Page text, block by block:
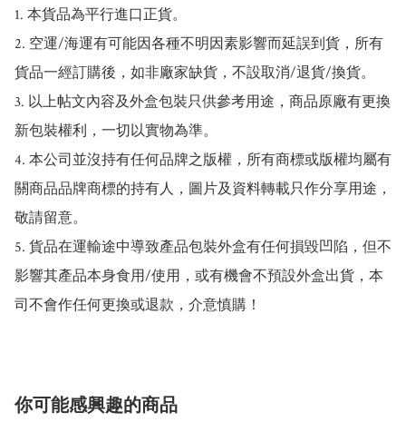
1. 本貨品為平行進口正貨。
2. 空運/海運有可能因各種不明因素影響而延誤到貨，所有
貨品一經訂購後，如非廠家缺貨，不設取消/退貨/換貨。
3. 以上帖文內容及外盒包裝只供參考用途，商品原廠有更換
新包裝權利，一切以實物為準。
4. 本公司並沒持有任何品牌之版權，所有商標或版權均屬有
關商品品牌商標的持有人，圖片及資料轉載只作分享用途，
敬請留意。
5. 貨品在運輸途中導致產品包裝外盒有任何損毀凹陷，但不
影響其產品本身食用/使用，或有機會不預設外盒出貨，本
司不會作任何更換或退款，介意慎購！
你可能感興趣的商品